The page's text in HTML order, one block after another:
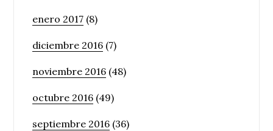
enero 2017 (8)
diciembre 2016 (7)
noviembre 2016 (48)
octubre 2016 (49)
septiembre 2016 (36)